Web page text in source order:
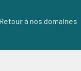
Retour à nos domaines